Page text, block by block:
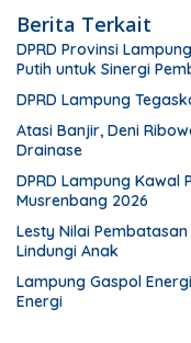
Berita Terkait
DPRD Provinsi
Putih untuk Sinergi
DPRD Lampung
Atasi Banjir, Deni
Drainase
DPRD Lampung Kawal
Musrenbang 2026
Lesty Nilai
Lindungi Anak
Lampung Gaspol
Energi